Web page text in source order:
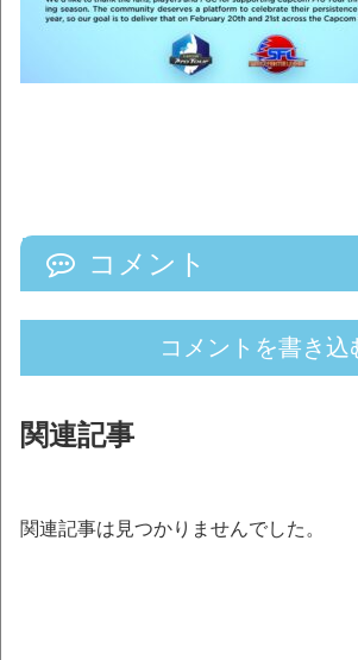
コメント
コメントを書き込
関連記事
関連記事は見つかりませんでした。